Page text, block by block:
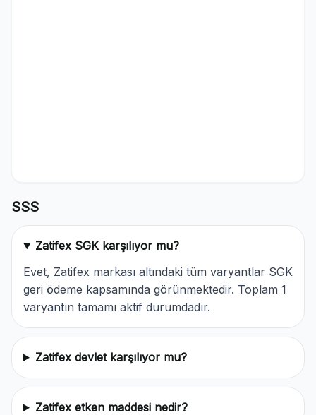
SSS
Zatifex SGK karşılıyor mu?
Evet, Zatifex markası altındaki tüm varyantlar SGK
geri ödeme kapsamında görünmektedir. Toplam 1
varyantın tamamı aktif durumdadır.
Zatifex devlet karşılıyor mu?
Zatifex etken maddesi nedir?